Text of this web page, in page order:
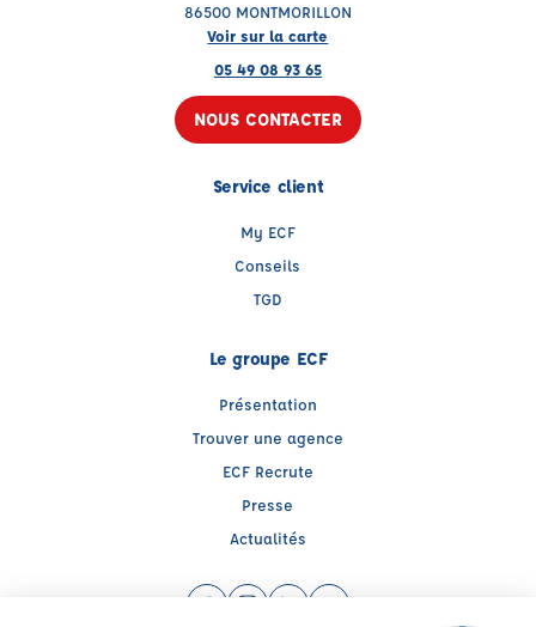
86500 MONTMORILLON
Voir sur la carte
05 49 08 93 65
NOUS CONTACTER
Service client
My ECF
Conseils
TGD
Le groupe ECF
Présentation
Trouver une agence
ECF Recrute
Presse
Actualités